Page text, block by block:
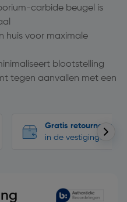
carbide beugel is
huis voor maximale
blootstelling
tegen aanvallen met een
Gratis retourneren
in de vestigingen